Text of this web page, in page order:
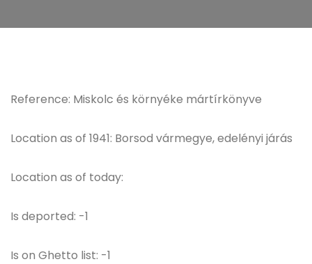
Reference: Miskolc és környéke mártírkönyve
Location as of 1941: Borsod vármegye, edelényi járás
Location as of today:
Is deported: -1
Is on Ghetto list: -1